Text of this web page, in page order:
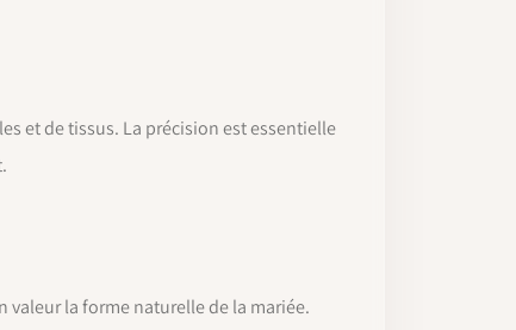
et de tissus. La précision est essentielle
valeur la forme naturelle de la mariée.